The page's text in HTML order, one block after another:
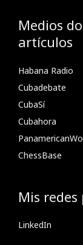
Medios
artículos
Habana Radio
Cubadebate
CubaSí
Cubahora
ChessBase
Mis
LinkedIn